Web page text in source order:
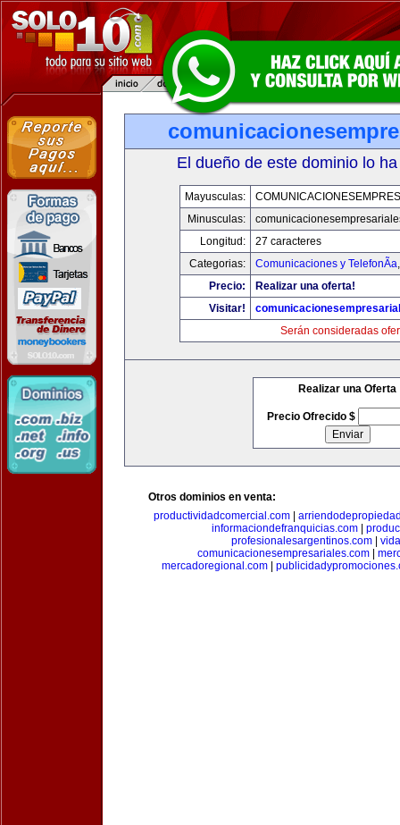
El dueño de este dominio lo
Mayusculas:
Minusculas:
Longitud:
27 caracteres
Categorias:
Comunicaciones y TelefonÃ­a
Precio:
Realizar una oferta!
Visitar!
Serán consideradas
Realizar una Oferta
Precio Ofrecido $
Otros dominios en venta:
productividadcomercial.com
informaciondefranquicias.com
profesionalesargentinos.com|
comunicacionesempresariales.com
mercadoregional.com